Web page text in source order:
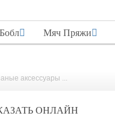
Бобл Мяч Пряжи
аксессуары ...
ОНЛАЙН